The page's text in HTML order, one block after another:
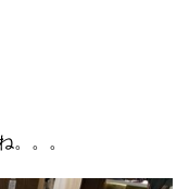
。。。